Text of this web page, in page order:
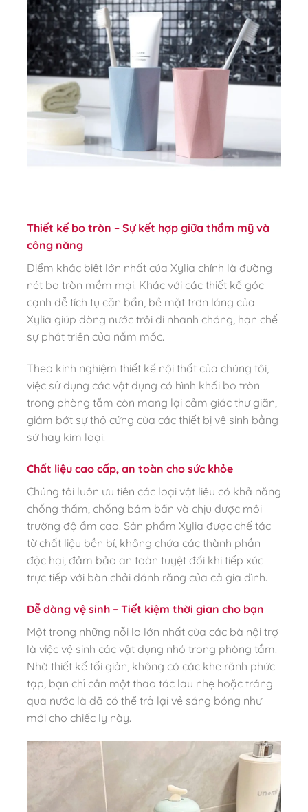
Thiết kế bo tròn – Sự kết hợp giữa thẩm mỹ và
công năng
Điểm khác biệt lớn nhất của Xylia chính là đường
nét bo tròn mềm mại. Khác với các thiết kế góc
cạnh dễ tích tụ cặn bẩn, bề mặt trơn láng của
Xylia giúp dòng nước trôi đi nhanh chóng, hạn chế
sự phát triển của nấm mốc.
Theo kinh nghiệm thiết kế nội thất của chúng tôi,
việc sử dụng các vật dụng có hình khối bo tròn
trong phòng tắm còn mang lại cảm giác thư giãn,
giảm bớt sự thô cứng của các thiết bị vệ sinh bằng
sứ hay kim loại.
Chất liệu cao cấp, an toàn cho sức khỏe
Chúng tôi luôn ưu tiên các loại vật liệu có khả năng
chống thấm, chống bám bẩn và chịu được môi
trường độ ẩm cao. Sản phẩm Xylia được chế tác
từ chất liệu bền bỉ, không chứa các thành phần
độc hại, đảm bảo an toàn tuyệt đối khi tiếp xúc
trực tiếp với bàn chải đánh răng của cả gia đình.
Dễ dàng vệ sinh – Tiết kiệm thời gian cho bạn
Một trong những nỗi lo lớn nhất của các bà nội trợ
là việc vệ sinh các vật dụng nhỏ trong phòng tắm.
Nhờ thiết kế tối giản, không có các khe rãnh phức
tạp, bạn chỉ cần một thao tác lau nhẹ hoặc tráng
qua nước là đã có thể trả lại vẻ sáng bóng như
mới cho chiếc ly này.